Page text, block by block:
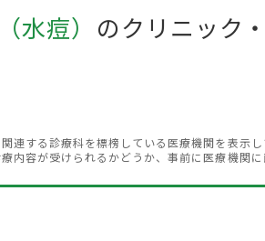
水痘） のクリニック
連する診療科を標榜している医療機関を表示し
内容が受けられるかどうか、事前に医療機関に